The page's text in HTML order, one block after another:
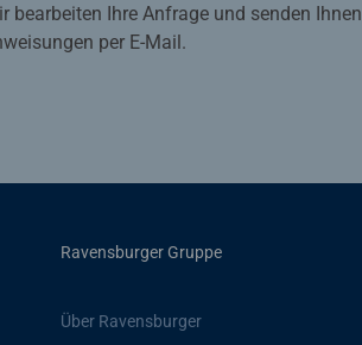
Ihre Anfrage und senden Ihnen
per E-Mail.
Ravensburger Gruppe
Über Ravensburger